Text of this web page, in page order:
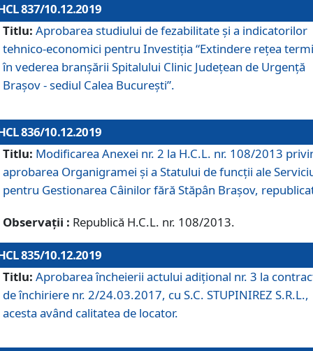
837/10.12.2019
Titlu: Aprobarea studiului de fezabilitate și a indicatorilor
tehnico-economici pentru Investiția “Extindere rețea
în vederea branșării Spitalului Clinic Județean de Urgență
Brașov - sediul Calea București”.
836/10.12.2019
Titlu: Modificarea Anexei nr. 2 la H.C.L. nr. 108/2013
aprobarea Organigramei şi a Statului de funcții ale
pentru Gestionarea Câinilor fără Stăpân Brașov,
Observații : Republică H.C.L. nr. 108/2013.
835/10.12.2019
Titlu: Aprobarea încheierii actului adițional nr. 3 la
de închiriere nr. 2/24.03.2017, cu S.C. STUPINIREZ S.R.L.,
acesta având calitatea de locator.